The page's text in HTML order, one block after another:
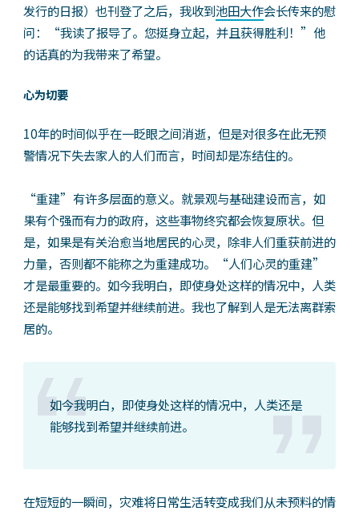
发行的日报）也刊登了之后，我收到池田大作会长传来的慰
问：“我读了报导了。您挺身立起，并且获得胜利！”他
的话真的为我带来了希望。
心为切要
10年的时间似乎在一眨眼之间消逝，但是对很多在此无预
警情况下失去家人的人们而言，时间却是冻结住的。
“重建”有许多层面的意义。就景观与基础建设而言，如
果有个强而有力的政府，这些事物终究都会恢复原状。但
是，如果是有关治愈当地居民的心灵，除非人们重获前进的
力量，否则都不能称之为重建成功。“人们心灵的重建”
才是最重要的。如今我明白，即使身处这样的情况中，人类
还是能够找到希望并继续前进。我也了解到人是无法离群索
居的。
如今我明白，即使身处这样的情况中，人类还是
能够找到希望并继续前进。
在短短的一瞬间，灾难将日常生活转变成我们从未预料的情